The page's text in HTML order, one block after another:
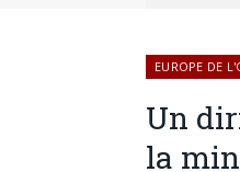
EUROPE DE
Un
la